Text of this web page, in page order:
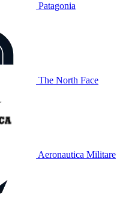
Patagonia
The North Face
Aeronautica Militare